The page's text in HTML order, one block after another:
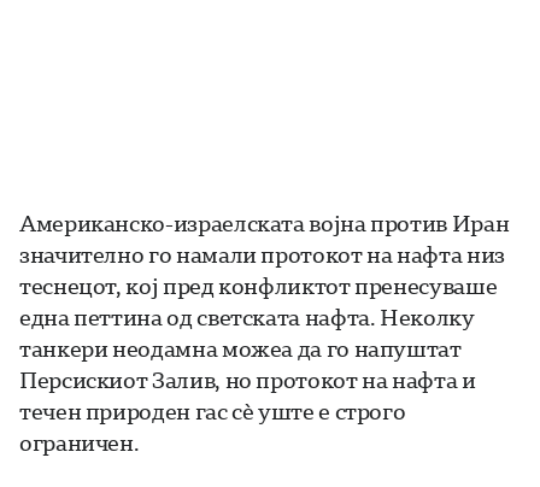
Американско-израелската војна против Иран
значително го намали протокот на нафта низ
теснецот, кој пред конфликтот пренесуваше
една петтина од светската нафта. Неколку
танкери неодамна можеа да го напуштат
Персискиот Залив, но протокот на нафта и
течен природен гас сè уште е строго
ограничен.